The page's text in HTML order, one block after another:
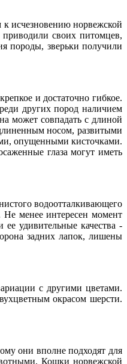
к исчезновению норвежской
своих питомцев,
породы, зверьки получили
и достаточно гибкое.
других пород наличием
может совпадать с длиной
носом, развитыми
опущенными кисточками.
глаза могут иметь
водоотталкивающего
Не менее интересен момент
удивительные качества -
задних лапок, лишены
с другими цветами.
окрасом шерсти.
они вполне подходят для
Кошки норвежской